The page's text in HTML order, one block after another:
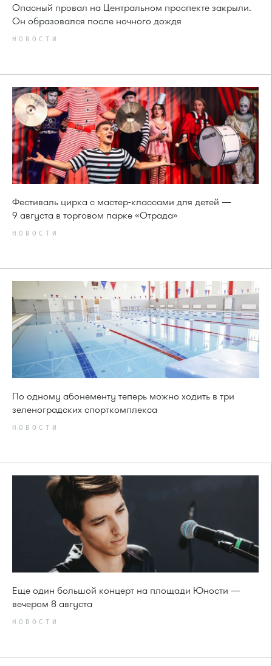
Опасный провал на Центральном проспекте закрыли.
Он образовался после ночного дождя
НОВОСТИ
Фестиваль цирка с мастер-классами для детей —
9 августа в торговом парке «Отрада»
НОВОСТИ
По одному абонементу теперь можно ходить в три
зеленоградских спорткомплекса
НОВОСТИ
Еще один большой концерт на площади Юности —
вечером 8 августа
НОВОСТИ